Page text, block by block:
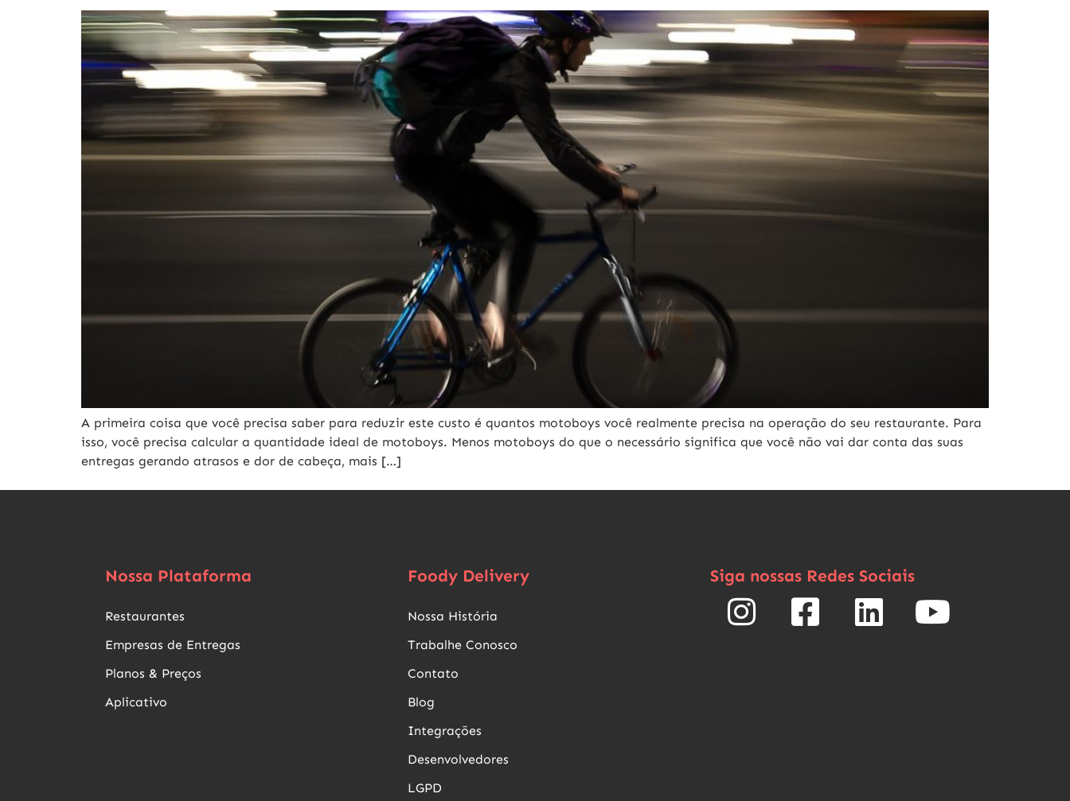
A primeira coisa que você precisa saber para reduzir este custo é quantos motoboys você realmente precisa na operação do seu restaurante. Para
isso, você precisa calcular a quantidade ideal de motoboys. Menos motoboys do que o necessário significa que você não vai dar conta das suas
entregas gerando atrasos e dor de cabeça, mais […]
Nossa Plataforma
Restaurantes
Empresas de Entregas
Planos & Preços
Aplicativo
Foody Delivery
Nossa História
Trabalhe Conosco
Contato
Blog
Integrações
Desenvolvedores
LGPD
Siga nossas Redes Sociais